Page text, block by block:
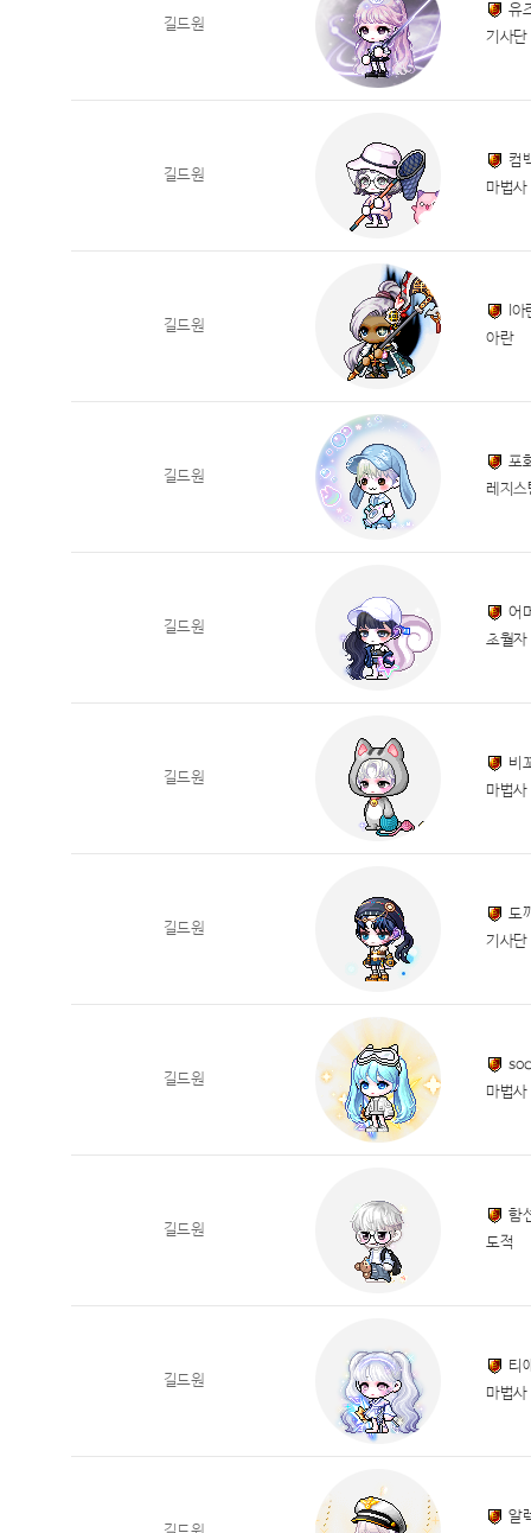
길드원
유
기사단
길드원
컴
마법사
길드원
I아
아란
길드원
포
레지스
길드원
어
초월자
길드원
비
마법사
길드원
도
기사단
길드원
마법사
길드원
함
도적
길드원
티
마법사
알